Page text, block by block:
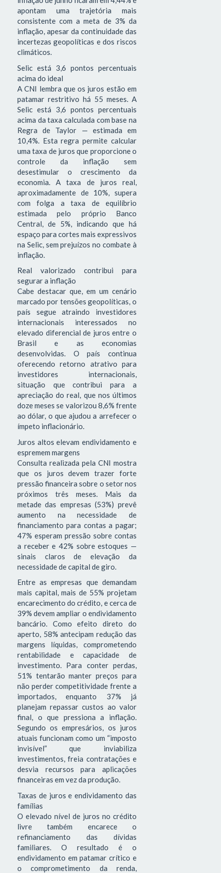
apontam uma trajetória mais
consistente com a meta de 3% da
inflação, apesar da continuidade das
incertezas geopolíticas e dos riscos
climáticos.
Selic está 3,6 pontos percentuais
acima do ideal
A CNI lembra que os juros estão em
patamar restritivo há 55 meses. A
Selic está 3,6 pontos percentuais
acima da taxa calculada com base na
Regra de Taylor — estimada em
10,4%. Esta regra permite calcular
uma taxa de juros que proporcione o
controle da inflação sem
desestimular o crescimento da
economia. A taxa de juros real,
aproximadamente de 10%, supera
com folga a taxa de equilíbrio
estimada pelo próprio Banco
Central, de 5%, indicando que há
espaço para cortes mais expressivos
na Selic, sem prejuízos no combate à
inflação.
Real valorizado contribui para
segurar a inflação
Cabe destacar que, em um cenário
marcado por tensões geopolíticas, o
país segue atraindo investidores
internacionais interessados no
elevado diferencial de juros entre o
Brasil e as economias
desenvolvidas. O país continua
oferecendo retorno atrativo para
investidores internacionais,
situação que contribui para a
apreciação do real, que nos últimos
doze meses se valorizou 8,6% frente
ao dólar, o que ajudou a arrefecer o
ímpeto inflacionário.
Juros altos elevam endividamento e
espremem margens
Consulta realizada pela CNI mostra
que os juros devem trazer forte
pressão financeira sobre o setor nos
próximos três meses. Mais da
metade das empresas (53%) prevê
aumento na necessidade de
financiamento para contas a pagar;
47% esperam pressão sobre contas
a receber e 42% sobre estoques —
sinais claros de elevação da
necessidade de capital de giro.
Entre as empresas que demandam
mais capital, mais de 55% projetam
encarecimento do crédito, e cerca de
39% devem ampliar o endividamento
bancário. Como efeito direto do
aperto, 58% antecipam redução das
margens líquidas, comprometendo
rentabilidade e capacidade de
investimento. Para conter perdas,
51% tentarão manter preços para
não perder competitividade frente a
importados, enquanto 37% já
planejam repassar custos ao valor
final, o que pressiona a inflação.
Segundo os empresários, os juros
atuais funcionam como um “imposto
invisível” que inviabiliza
investimentos, freia contratações e
desvia recursos para aplicações
financeiras em vez da produção.
Taxas de juros e endividamento das
famílias
O elevado nível de juros no crédito
livre também encarece o
refinanciamento das dívidas
familiares. O resultado é o
endividamento em patamar crítico e
o comprometimento da renda,